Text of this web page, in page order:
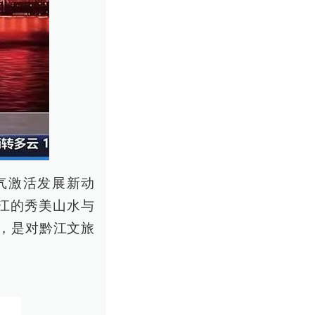
激活发展新动
的秀美山水与
是对黔江文旅